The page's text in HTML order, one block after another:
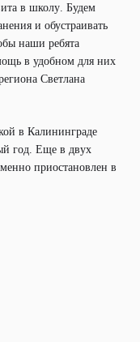
в школу. Будем
и обустраивать
наши ребята
в удобном для них
Светлана
в Калининграде
год. Еще в двух
приостановлен в